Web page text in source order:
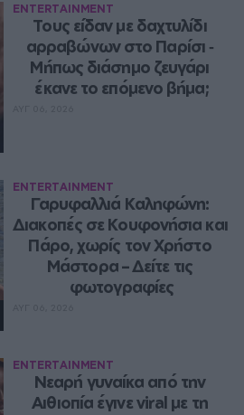
ENTERTAINMENT
Τους είδαν με δαχτυλίδι
αρραβώνων στο Παρίσι ‑
Μήπως διάσημο ζευγάρι
έκανε το επόμενο βήμα;
ENTERTAINMENT
Γαρυφαλλιά Καληφώνη:
Διακοπές σε Κουφονήσια και
Πάρο, χωρίς τον Χρήστο
Μάστορα – Δείτε τις
φωτογραφίες
ENTERTAINMENT
Νεαρή γυναίκα από την
Αιθιοπία έγινε viral με τη